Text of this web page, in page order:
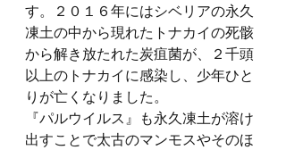
す。２０１６年にはシベリアの永久
凍土の中から現れたトナカイの死骸
から解き放たれた炭疽菌が、２千頭
以上のトナカイに感染し、少年ひと
りが亡くなりました。
『パルウイルス』も永久凍土が溶け
出すことで太古のマンモスやそのほ